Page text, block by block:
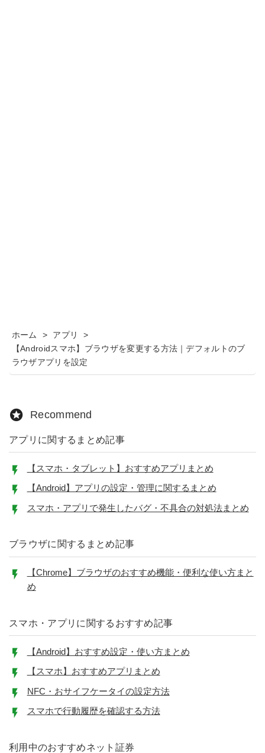
ホーム > アプリ
>
【Androidスマホ】ブラウザを変更する方法｜デフォルトのブ
ラウザアプリを設定
Recommend
アプリに関するまとめ記事
【スマホ・タブレット】おすすめアプリまとめ
【Android】アプリの設定・管理に関するまとめ
スマホ・アプリで発生したバグ・不具合の対処法まとめ
ブラウザに関するまとめ記事
【Chrome】ブラウザのおすすめ機能・便利な使い方まと
め
スマホ・アプリに関するおすすめ記事
【Android】おすすめ設定・使い方まとめ
【スマホ】おすすめアプリまとめ
NFC・おサイフケータイの設定方法
スマホで行動履歴を確認する方法
利用中のおすすめネット証券